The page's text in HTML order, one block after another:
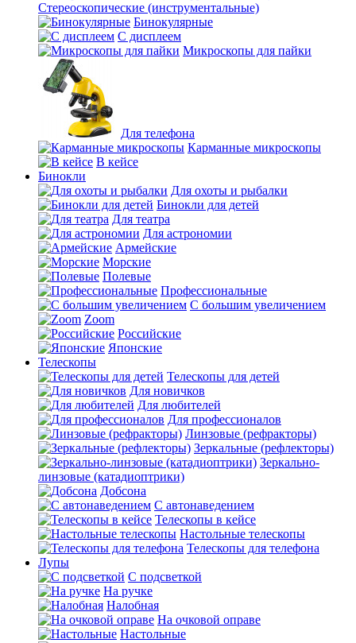
Стереоскопические (инструментальные)
Бинокулярные
С дисплеем
Микроскопы для пайки
Для телефона
Карманные микроскопы
В кейсе
Бинокли
Для охоты и рыбалки
Бинокли для детей
Для театра
Для астрономии
Армейские
Морские
Полевые
Профессиональные
С большим увеличением
Zoom
Российские
Японские
Телескопы
Телескопы для детей
Для новичков
Для любителей
Для профессионалов
Линзовые (рефракторы)
Зеркальные (рефлекторы)
Зеркально-
линзовые (катадиоптрики)
Добсона
С автонаведением
Телескопы в кейсе
Настольные телескопы
Телескопы для телефона
Лупы
С подсветкой
На ручке
Налобная
На очковой оправе
Настольные